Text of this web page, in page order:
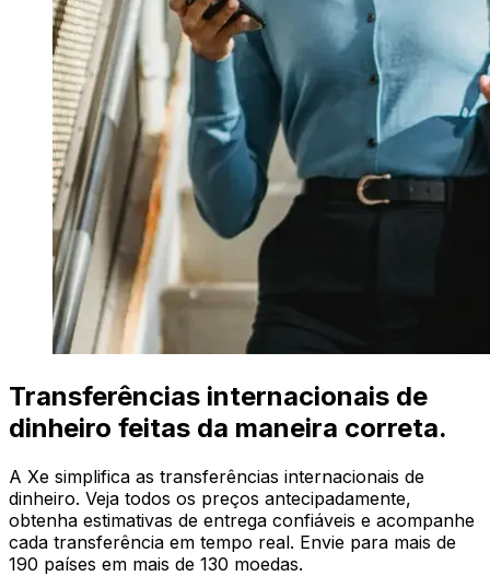
Transferências internacionais de
dinheiro feitas da maneira correta.
A Xe simplifica as transferências internacionais de
dinheiro. Veja todos os preços antecipadamente,
obtenha estimativas de entrega confiáveis e acompanhe
cada transferência em tempo real. Envie para mais de
190 países em mais de 130 moedas.